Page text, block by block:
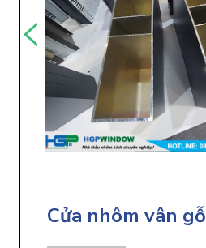
Cửa nhôm vân gỗ